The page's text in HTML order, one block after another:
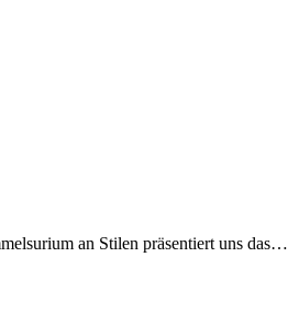
an Stilen präsentiert uns das…